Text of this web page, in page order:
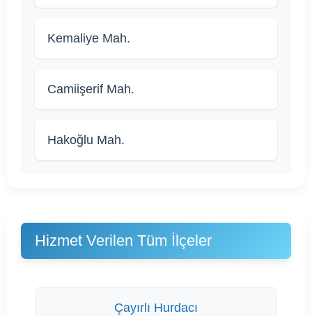
Kemaliye Mah.
Camiişerif Mah.
Hakoğlu Mah.
Hizmet Verilen Tüm İlçeler
Çayırlı Hurdacı